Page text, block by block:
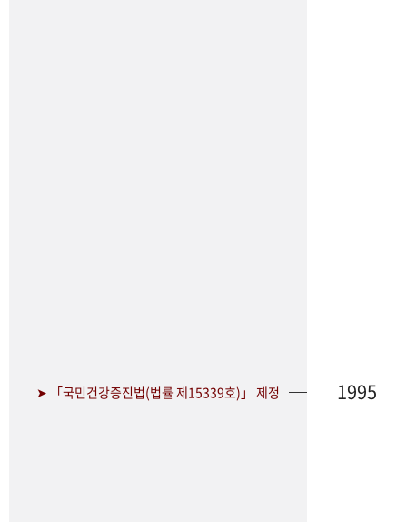
➤ 「국민건강증진법(법률 제15339호)」 제정 1995